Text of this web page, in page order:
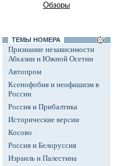
Обзоры
ТЕМЫ НОМЕРА
Признание независимости
Абхазии и Южной Осетии
Автопром
Ксенофобия и неофашизм в
России
Россия и Прибалтика
Исторические версии
Косово
Россия и Белоруссия
Израиль и Палестина